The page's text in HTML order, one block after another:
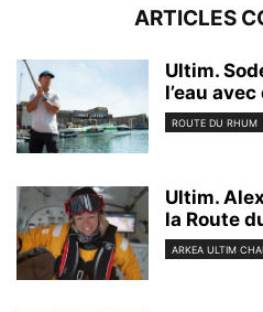
ARTICLES
Ultim.
l’eau
ROUTE DU RHUM
Ultim.
la Route
ARKEA ULTIM